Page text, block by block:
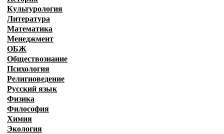
Культурология
Литература
Математика
Менеджмент
ОБЖ
Обществознание
Психология
Религиоведение
Русский язык
Физика
Философия
Химия
Экология